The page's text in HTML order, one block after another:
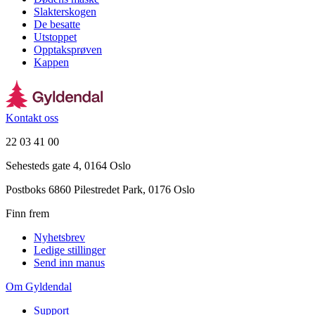
Slakterskogen
De besatte
Utstoppet
Opptaksprøven
Kappen
Kontakt oss
22 03 41 00
Sehesteds gate 4, 0164 Oslo
Postboks 6860 Pilestredet Park, 0176 Oslo
Finn frem
Nyhetsbrev
Ledige stillinger
Send inn manus
Om Gyldendal
Support